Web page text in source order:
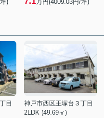
) 万円(4009.03円/坪)
目
神戸市西区王塚台３丁目
2LDK (49.69㎡)